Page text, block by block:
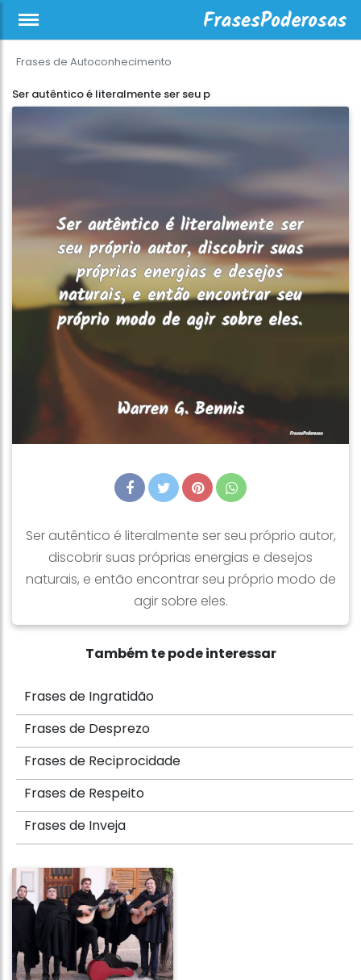
Frases de Autoconhecimento
Ser autêntico é literalmente ser seu p
Ser autêntico é literalmente ser seu próprio autor,
discobrir suas próprias energias e desejos
naturais, e então encontrar seu próprio modo de
agir sobre eles.
Também te pode interessar
Frases de Ingratidão
Frases de Desprezo
Frases de Reciprocidade
Frases de Respeito
Frases de Inveja